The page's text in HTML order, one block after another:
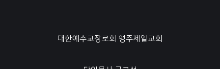
대한예수교장로회 영주제일교회